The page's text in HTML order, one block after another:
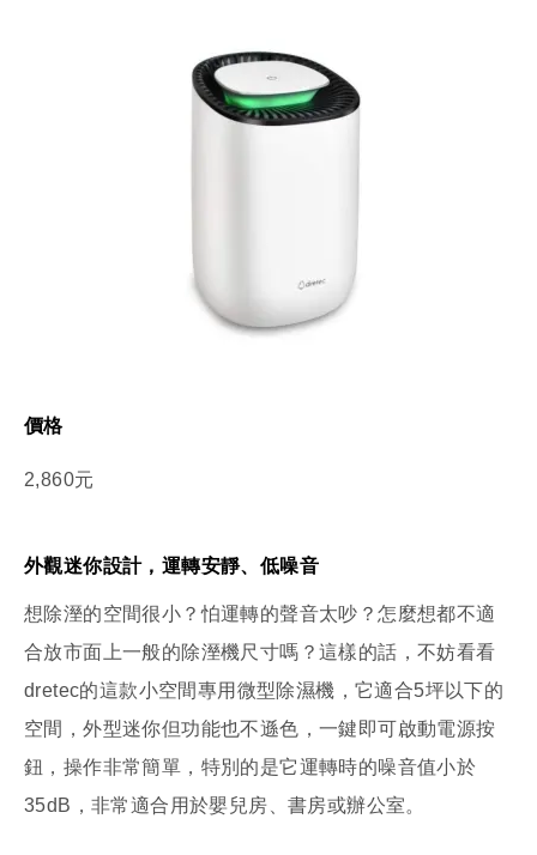
價格
2,860元
外觀迷你設計，運轉安靜、低噪音
想除溼的空間很小？怕運轉的聲音太吵？怎麼想都不適
合放市面上一般的除溼機尺寸嗎？這樣的話，不妨看看
dretec的這款小空間專用微型除濕機，它適合5坪以下的
空間，外型迷你但功能也不遜色，一鍵即可啟動電源按
鈕，操作非常簡單，特別的是它運轉時的噪音值小於
35dB，非常適合用於嬰兒房、書房或辦公室。